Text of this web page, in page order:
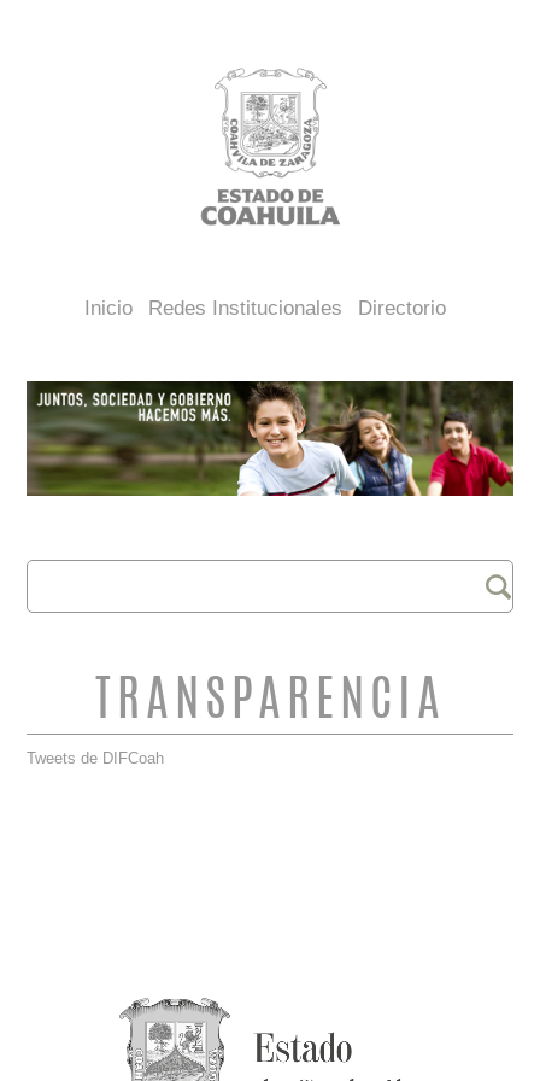
Inicio Redes Institucionales Directorio
FORMULARIO DE
BÚSQUEDA
Buscar
TRANSPARENCIA
Tweets de DIFCoah